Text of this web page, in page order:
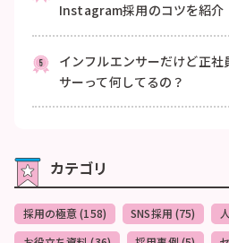
Instagram採用のコツを紹介
インフルエンサーだけど正
サーって何してるの？
カテゴリ
採用の極意 (158) SNS採用 (75)